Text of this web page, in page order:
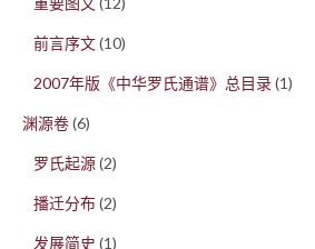
前言序文(10)
2007年版《中华罗氏通谱》总目录(1)
渊源卷(6)
罗氏起源(2)
播迁分布(2)
发展简史 (1)